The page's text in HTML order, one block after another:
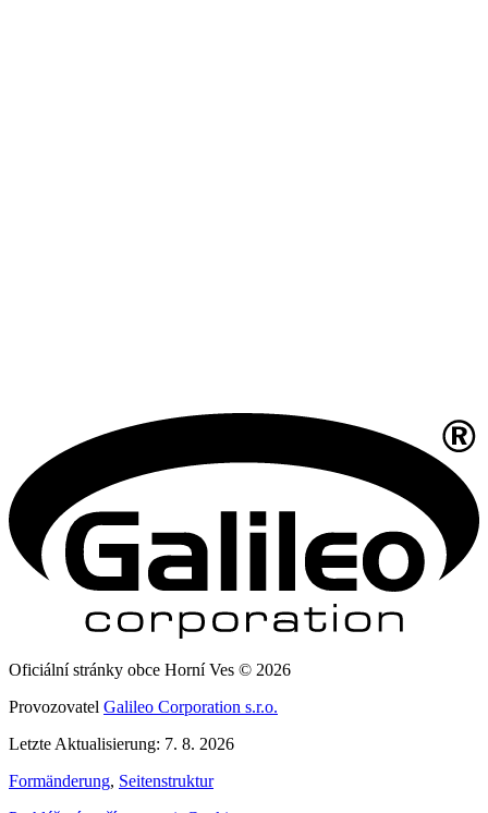
Oficiální stránky obce Horní Ves © 2026
Provozovatel Galileo Corporation s.r.o.
Letzte Aktualisierung: 7. 8. 2026
Formänderung, Seitenstruktur